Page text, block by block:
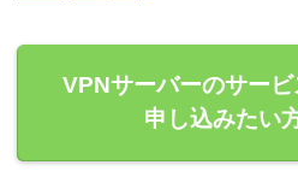
VPNサーバーのサー
申し込みたい